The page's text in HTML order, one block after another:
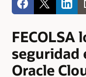
FECOLSA
seguridad
Oracle